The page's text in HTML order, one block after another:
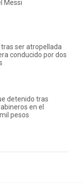
Messi
ser atropellada
conducido por dos
detenido tras
en el
pesos